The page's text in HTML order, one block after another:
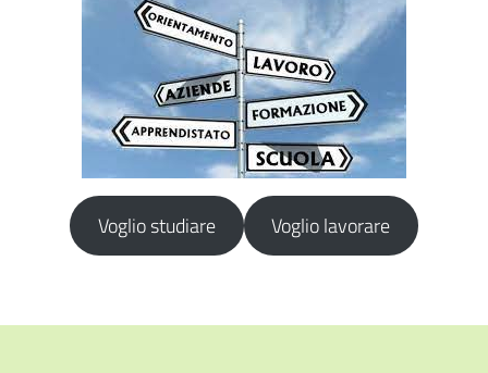
Voglio studiare Voglio lavorare